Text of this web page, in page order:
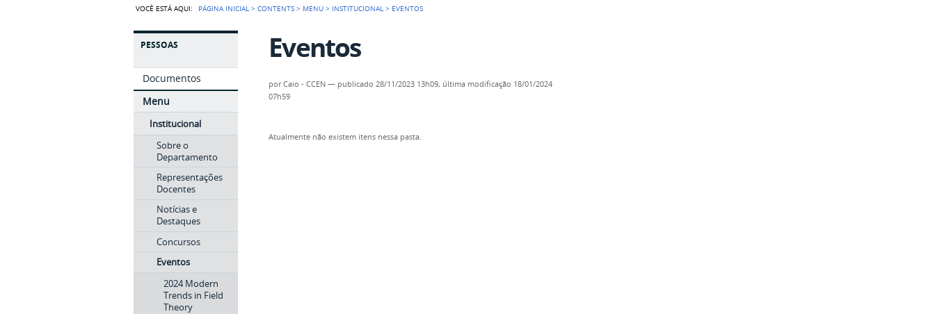
VOCÊ ESTÁ AQUI: PÁGINA INICIAL >CONTENTS > MENU > INSTITUCIONAL > EVENTOS
PESSOAS
Documentos
Menu
Institucional
Sobre o
Departamento
Representações
Docentes
Notícias e
Destaques
Concursos
Eventos
2024 Modern
Trends in Field
Theory
Eventos
porCaio - CCEN — publicado 28/11/2023 13h09, última modificação 18/01/2024
07h59
Atualmente não existem itens nessa pasta.